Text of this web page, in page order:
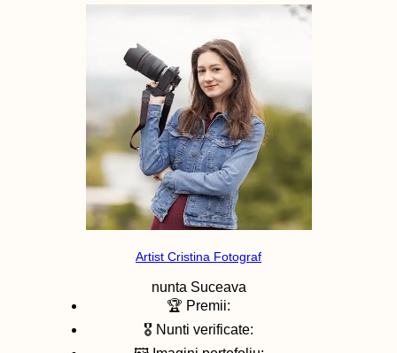
Artist Cristina Fotograf
nunta Suceava
🏆 Premii:
🎖️ Nunti verificate: